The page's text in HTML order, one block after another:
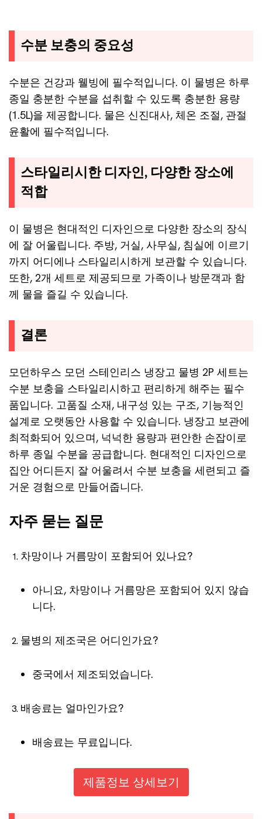
수분 보충의 중요성
수분은 건강과 웰빙에 필수적입니다. 이 물병은 하루
종일 충분한 수분을 섭취할 수 있도록 충분한 용량
(1.5L)을 제공합니다. 물은 신진대사, 체온 조절, 관절
윤활에 필수적입니다.
스타일리시한 디자인, 다양한 장소에
적합
이 물병은 현대적인 디자인으로 다양한 장소의 장식
에 잘 어울립니다. 주방, 거실, 사무실, 침실에 이르기
까지 어디에나 스타일리시하게 보관할 수 있습니다.
또한, 2개 세트로 제공되므로 가족이나 방문객과 함
께 물을 즐길 수 있습니다.
결론
모던하우스 모던 스테인리스 냉장고 물병 2P 세트는
수분 보충을 스타일리시하고 편리하게 해주는 필수
품입니다. 고품질 소재, 내구성 있는 구조, 기능적인
설계로 오랫동안 사용할 수 있습니다. 냉장고 보관에
최적화되어 있으며, 넉넉한 용량과 편안한 손잡이로
하루 종일 수분을 공급합니다. 현대적인 디자인으로
집안 어디든지 잘 어울려서 수분 보충을 세련되고 즐
거운 경험으로 만들어줍니다.
자주 묻는 질문
차망이나 거름망이 포함되어 있나요?
아니요, 차망이나 거름망은 포함되어 있지 않습
니다.
물병의 제조국은 어디인가요?
중국에서 제조되었습니다.
배송료는 얼마인가요?
배송료는 무료입니다.
제품정보 상세보기